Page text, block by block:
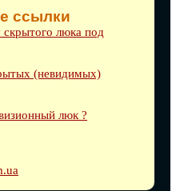
ссылки
люка под
(невидимых)
люк ?